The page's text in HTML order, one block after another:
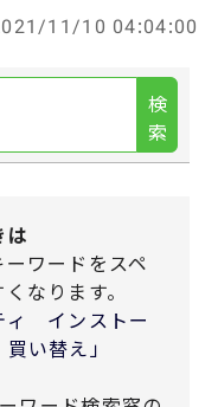
11/10 04:04:00
検
索
は
ワードをスペ
なります。
ィ インストー
い替え」